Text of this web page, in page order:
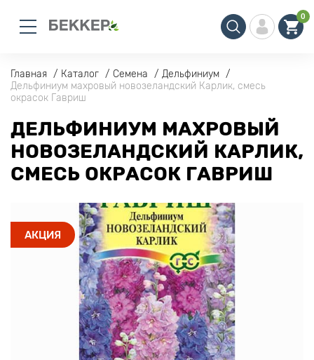
0
Главная Каталог Семена
Дельфиниум
Дельфиниум махровый новозеландский Карлик, смесь
окрасок Гавриш
ДЕЛЬФИНИУМ МАХРОВЫЙ
НОВОЗЕЛАНДСКИЙ КАРЛИК,
СМЕСЬ ОКРАСОК ГАВРИШ
АКЦИЯ